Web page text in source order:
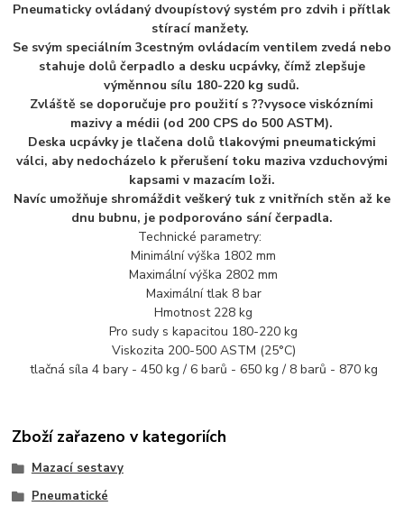
Pneumaticky ovládaný dvoupístový systém pro zdvih i přítlak
stírací manžety.
Se svým speciálním 3cestným ovládacím ventilem zvedá nebo
stahuje dolů čerpadlo a desku ucpávky, čímž zlepšuje
výměnnou sílu 180-220 kg sudů.
Zvláště se doporučuje pro použití s ??vysoce viskózními
mazivy a médii (od 200 CPS do 500 ASTM).
Deska ucpávky je tlačena dolů tlakovými pneumatickými
válci, aby nedocházelo k přerušení toku maziva vzduchovými
kapsami v mazacím loži.
Navíc umožňuje shromáždit veškerý tuk z vnitřních stěn až ke
dnu bubnu, je podporováno sání čerpadla.
Technické parametry:
Minimální výška 1802 mm
Maximální výška 2802 mm
Maximální tlak 8 bar
Hmotnost 228 kg
Pro sudy s kapacitou 180-220 kg
Viskozita 200-500 ASTM (25°C)
tlačná síla 4 bary - 450 kg / 6 barů - 650 kg / 8 barů - 870 kg
Zboží zařazeno v kategoriích
Mazací sestavy
Pneumatické